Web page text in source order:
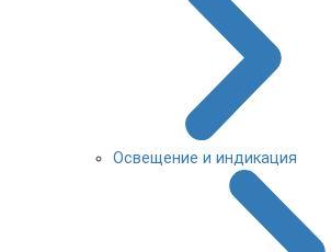
Освещение и индикация